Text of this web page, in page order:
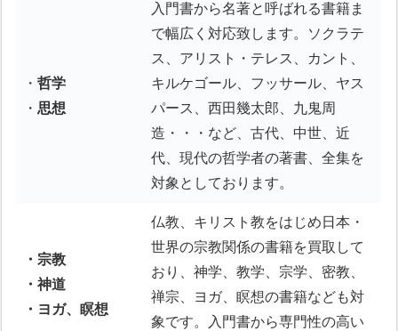
・哲学
・思想
入門書から名著と呼ばれる書籍ま
で幅広く対応致します。ソクラテ
ス、アリスト・テレス、カント、
キルケゴール、フッサール、ヤス
パース、西田幾太郎、九鬼周
造・・・など、古代、中世、近
代、現代の哲学者の著書、全集を
対象としております。
・宗教
・神道
・ヨガ、瞑想
仏教、キリスト教をはじめ日本・
世界の宗教関係の書籍を買取して
おり、神学、教学、宗学、密教、
禅宗、ヨガ、瞑想の書籍なども対
象です。入門書から専門性の高い